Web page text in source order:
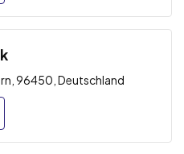
96450, Deutschland